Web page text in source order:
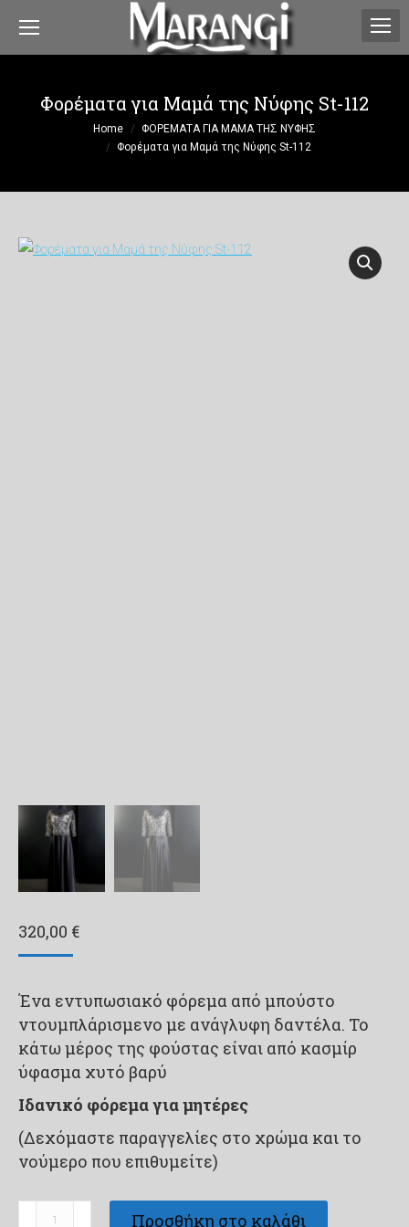
Φορέματα για Μαμά της Νύφης St-112
Home
ΦΟΡΕΜΑΤΑ ΓΙΑ ΜΑΜΑ ΤΗΣ ΝΥΦΗΣ
Φορέματα για Μαμά της Νύφης St-112
320,00 €
Ένα εντυπωσιακό φόρεμα από μπούστο
ντουμπλάρισμενο με ανάγλυφη δαντέλα. Το
κάτω μέρος της φούστας είναι από κασμίρ
ύφασμα χυτό βαρύ
Ιδανικό φόρεμα για μητέρες
(Δεχόμαστε παραγγελίες στο χρώμα και το
νούμερο που επιθυμείτε)
Προσθήκη στο καλάθι